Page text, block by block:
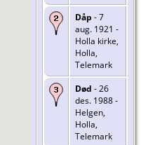
Dåp - 7
aug. 1921 -
Holla kirke,
Holla,
Telemark
Død - 26
des. 1988 -
Helgen,
Holla,
Telemark